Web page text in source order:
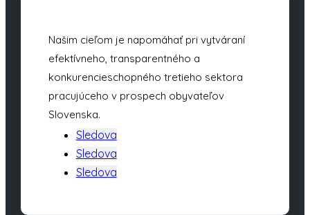
Našim cieľom je napomáhať pri vytváraní
efektívneho, transparentného a
konkurencieschopného tretieho sektora
pracujúceho v prospech obyvateľov
Slovenska.
Sledova
Sledova
Sledova